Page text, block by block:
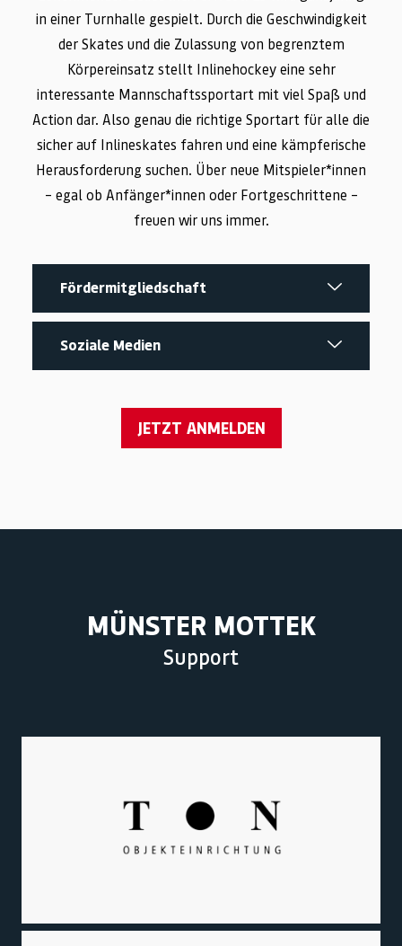
in einer Turnhalle gespielt. Durch die Geschwindigkeit
der Skates und die Zulassung von begrenztem
Körpereinsatz stellt Inlinehockey eine sehr
interessante Mannschaftssportart mit viel Spaß und
Action dar. Also genau die richtige Sportart für alle die
sicher auf Inlineskates fahren und eine kämpferische
Herausforderung suchen. Über neue Mitspieler*innen
– egal ob Anfänger*innen oder Fortgeschrittene –
freuen wir uns immer.
Fördermitgliedschaft
Soziale Medien
JETZT ANMELDEN
MÜNSTER MOTTEK
Support